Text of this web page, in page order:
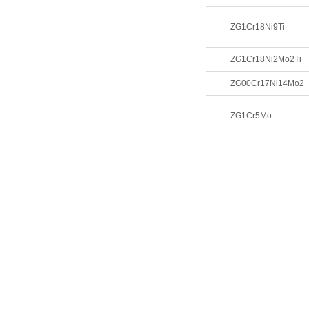
ZG1Cr18Ni9Ti
ZG1Cr18Ni2Mo2Ti
ZG00Cr17Ni14Mo2
ZG1Cr5Mo